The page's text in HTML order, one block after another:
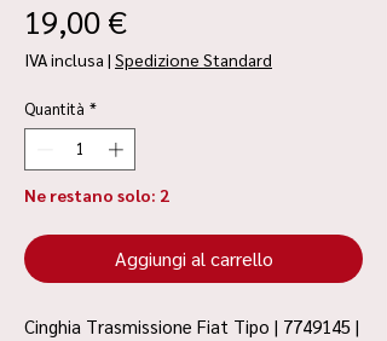
19,00 €Prezzo
IVA inclusa | Spedizione Standard
Quantità *
Ne restano solo: 2
Aggiungi al carrello
Cinghia Trasmissione Fiat Tipo | 7749145 |